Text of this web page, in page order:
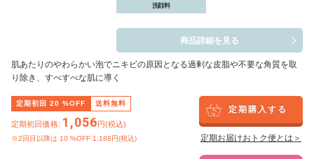
洗顔料
商品詳細を見る
肌あたりのやわらかい泡でニキビの原因となる過剰な皮脂や不要な角質を取
り除き、すべすべな肌に導く
定期初回 20 %OFF 送料無料
定期初回価格: 1,056円(税込)
※2回目以降は 10 %OFF 1,188円(税込)
定期購入する
定期お届けおトク便とは＞